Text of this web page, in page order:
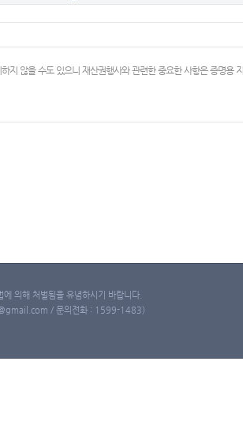
지 않을 수도 있으니 재산권행사와 관련한 중요한 사항은 증명용
의해 처벌됨을 유념하시기 바랍니다.
/ 문의전화 : 1599-1483)